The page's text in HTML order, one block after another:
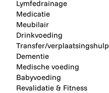
Lymfedrainage
Medicatie
Meubilair
Drinkvoeding
Transfer/verplaatsingshulp
Dementie
Medische voeding
Babyvoeding
Revalidatie & Fitness